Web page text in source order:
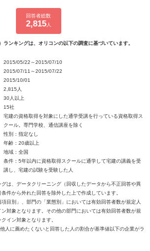
回答者総数
2,815人
ランキングは、オリコンの以下の調査に基づいています。
2015/05/22～2015/07/10
2015/07/11～2015/07/22
2015/10/01
2,815人
30人以上
15社
宅建の資格取得を対象にした通学受講を行っている資格取得ス
クール。専門学校、通信講座を除く
性別：指定なし
年齢：20歳以上
地域：全国
条件：5年以内に資格取得スクールに通学して宅建の講義を受
講し、宅建の試験を受験した人
は、データクリーニング（回収したデータから不正回答や異
件から外れた回答を除外した上で作成しています。
目別」、部門の「業態別」においては有効回答者数が規定人
対象となります。その他の部門においては有効回答者数が規
イン対象となります。
人に薦めたくないと回答した人の割合が基準値以下の企業がラ